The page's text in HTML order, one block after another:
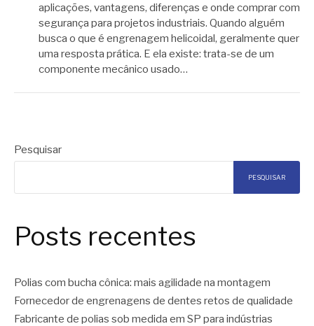
aplicações, vantagens, diferenças e onde comprar com
segurança para projetos industriais. Quando alguém
busca o que é engrenagem helicoidal, geralmente quer
uma resposta prática. E ela existe: trata-se de um
componente mecânico usado…
Pesquisar
PESQUISAR
Posts recentes
Polias com bucha cônica: mais agilidade na montagem
Fornecedor de engrenagens de dentes retos de qualidade
Fabricante de polias sob medida em SP para indústrias